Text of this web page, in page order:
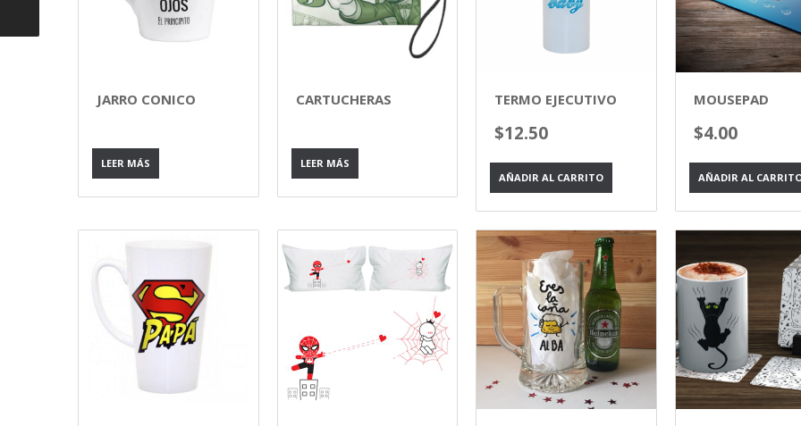
JARRO CONICO
LEER MÁS
CARTUCHERAS
LEER MÁS
TERMO EJECUTIVO
$12.50
AÑADIR AL CARRITO
MOUSEPAD
$4.00
AÑADIR AL